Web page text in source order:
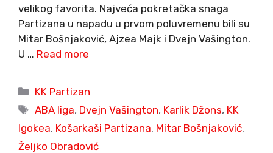
velikog favorita. Najveća pokretačka snaga
Partizana u napadu u prvom poluvremenu bili su
Mitar Bošnjaković, Ajzea Majk i Dvejn Vašington.
U … Read more
Categories
KK Partizan
Tags
ABA liga, Dvejn Vašington, Karlik Džons, KK
Igokea, Košarkaši Partizana, Mitar Bošnjaković,
Željko Obradović